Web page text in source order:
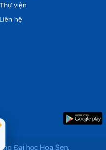
Thư viện
Liên hệ
Đại học Hoa Sen.